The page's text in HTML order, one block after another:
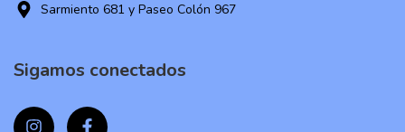
Sarmiento 681 y Paseo Colón 967
Sigamos conectados